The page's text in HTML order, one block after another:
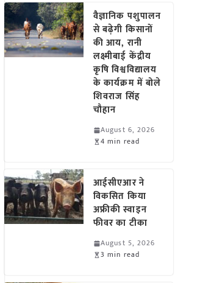
वैज्ञानिक पशुपालन
से बढ़ेगी किसानों
की आय, रानी
लक्ष्मीबाई केंद्रीय
कृषि विश्वविद्यालय
के कार्यक्रम में बोले
शिवराज सिंह
चौहान
August 6, 2026
4 min read
आईसीएआर ने
विकसित किया
अफ्रीकी स्वाइन
फीवर का टीका
August 5, 2026
3 min read